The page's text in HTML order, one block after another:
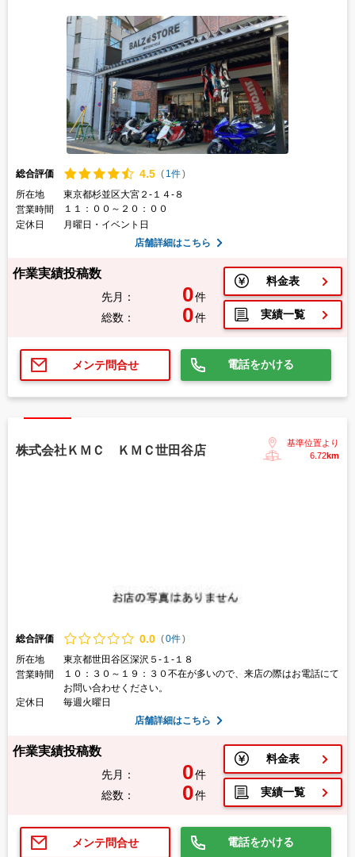
総合評価 4.5 ( 1件)
所在地
東京都杉並区大宮２-１４-８
営業時間
１１：００～２０：００
定休日
月曜日・イベント日
店舗詳細はこちら
作業実績投稿数
先月： 0件
総数：
0件
料金表
実績一覧
メンテ問合せ 電話をかける
株式会社ＫＭＣ ＫＭＣ世田谷店
基準位置より
6.72km
総合評価 0.0 (0件)
所在地
東京都世田谷区深沢５-１-１８
営業時間
１０：３０～１９：３０不在が多いので、来店の際はお電話にて
お問い合わせください。
定休日
毎週火曜日
店舗詳細はこちら
作業実績投稿数
先月： 0件
総数：
0件
料金表
実績一覧
メンテ問合せ 電話をかける